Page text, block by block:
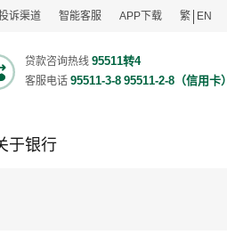
诉渠道 智能客服 APP下载 繁 EN
贷款咨询热线 95511转4
客服电话 95511-3-8 95511-2-8（信用卡）
于银行